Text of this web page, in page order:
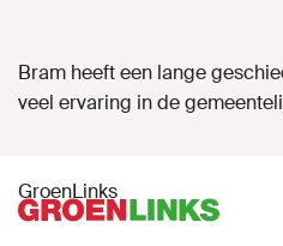
Bram heeft een lange
veel ervaring in de
GroenLinks
Naar GroenLinks.nl